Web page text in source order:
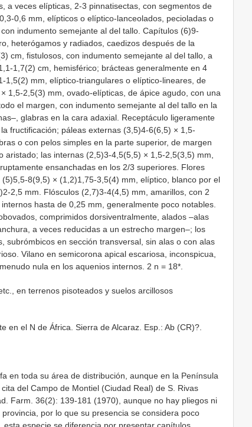
a veces elípticas, 2-3 pinnatisectas, con segmentos de
0,6 mm, elípticos o elíptico-lanceolados, pecioladas o
indumento semejante al del tallo. Capítulos (6)9-
heterógamos y radiados, caedizos después de la
cm, fistulosos, con indumento semejante al del tallo, a
1,7(2) cm, hemisférico; brácteas generalmente en 4
1,5(2) mm, elíptico-triangulares o elíptico-lineares, de
1,5-2,5(3) mm, ovado-elípticas, de ápice agudo, con una
el margen, con indumento semejante al del tallo en la
glabras en la cara adaxial. Receptáculo ligeramente
fructificación; páleas externas (3,5)4-6(6,5) × 1,5-
o con pelos simples en la parte superior, de margen
aristado; las internas (2,5)3-4,5(5,5) × 1,5-2,5(3,5) mm,
ensanchadas en los 2/3 superiores. Flores
8(9,5) × (1,2)1,75-3,5(4) mm, elíptico, blanco por el
2,5 mm. Flósculos (2,7)3-4(4,5) mm, amarillos, con 2
hasta de 0,25 mm, generalmente poco notables.
comprimidos dorsiventralmente, alados –alas
a veces reducidas a un estrecho margen–; los
subrómbicos en sección transversal, sin alas o con alas
Vilano en semicorona apical escariosa, inconspicua,
nula en los aquenios internos. 2 n = 18*.
en terrenos pisoteados y suelos arcillosos
en el N de África. Sierra de Alcaraz. Esp.: Ab (CR)?.
en toda su área de distribución, aunque en la Península
del Campo de Montiel (Ciudad Real) de S. Rivas
Farm. 36(2): 139-181 (1970), aunque no hay pliegos ni
por lo que su presencia se considera poco